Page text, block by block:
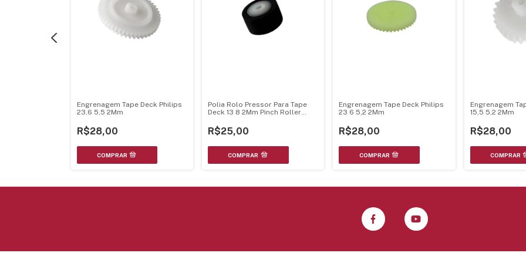
Engrenagem Tape Deck Philips
23,6 5,5 2Mm
R$28,00
Polia Rolo Pressor Para Tape
Deck 13 8 2Mm Pinch Roller
R$25,00
Engrenagem Tape Deck Philips
23 6 5,2 2Mm
R$28,00
Engrenagem
15,5 5,2 2Mm
R$28,00